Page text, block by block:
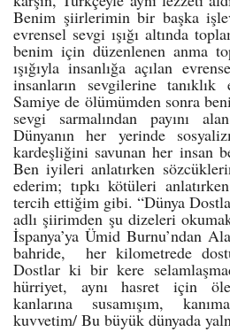
Benim şiirlerimin bir başka
evrensel sevgi ışığı altında
benim için düzenlenen anma
ışığıyla insanlığa açılan
insanların sevgilerine
Samiye de ölümümden sonra
sevgi sarmalından payını
Dünyanın her yerinde
kardeşliğini savunan her insan
Ben iyileri anlatırken
ederim; tıpkı kötüleri
tercih ettiğim gibi. “Dünya
adlı şiirimden şu dizeleri
İspanya’ya Ümid Burnu’ndan
bahride, her kilometrede
Dostlar ki bir kere
hürriyet, aynı hasret için
kanlarına susamışım,
kuvvetim/ Bu büyük dünyada